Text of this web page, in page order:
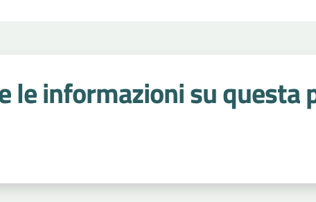
le informazioni su questa
stelle